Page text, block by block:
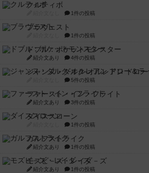
クルティボ
1件の投稿
ブラヴェスト
1件の投稿
ドブル：ポケットモンスター
紹介文あり 4件の投稿
ジャンヌ・ダルク-オルレアン ドロー
5件の投稿
ファースト・イン・フライト
紹介文あり 3件の投稿
ダイススローン
1件の投稿
ガルフストライク
紹介文あり 1件の投稿
モズビ－ズ・レイダ－ズ
紹介文あり 1件の投稿